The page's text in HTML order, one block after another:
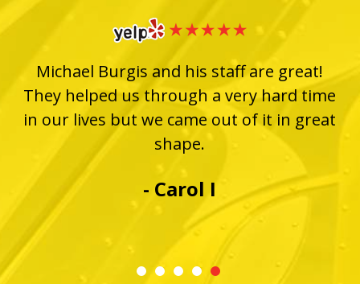
Michael Burgis and his staff are great!
They helped us through a very hard time
in our lives but we came out of it in great
shape.
- Carol I